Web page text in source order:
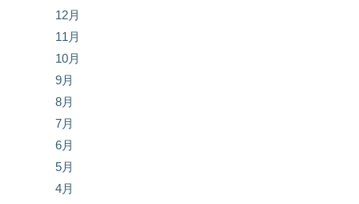
12月
11月
10月
9月
8月
7月
6月
5月
4月